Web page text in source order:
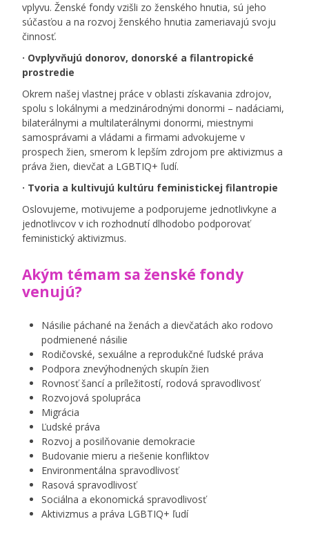
vplyvu. Ženské fondy vzišli zo ženského hnutia, sú jeho
súčasťou a na rozvoj ženského hnutia zameriavajú svoju
činnosť.
· Ovplyvňujú donorov, donorské a filantropické
prostredie
Okrem našej vlastnej práce v oblasti získavania zdrojov,
spolu s lokálnymi a medzinárodnými donormi – nadáciami,
bilaterálnymi a multilaterálnymi donormi, miestnymi
samosprávami a vládami a firmami advokujeme v
prospech žien, smerom k lepším zdrojom pre aktivizmus a
práva žien, dievčat a LGBTIQ+ ľudí.
· Tvoria a kultivujú kultúru feministickej filantropie
Oslovujeme, motivujeme a podporujeme jednotlivkyne a
jednotlivcov v ich rozhodnutí dlhodobo podporovať
feministický aktivizmus.
Akým témam sa ženské fondy
venujú?
Násilie páchané na ženách a dievčatách ako rodovo
podmienené násilie
Rodičovské, sexuálne a reprodukčné ľudské práva
Podpora znevýhodnených skupín žien
Rovnosť šancí a príležitostí, rodová spravodlivosť
Rozvojová spolupráca
Migrácia
Ľudské práva
Rozvoj a posilňovanie demokracie
Budovanie mieru a riešenie konfliktov
Environmentálna spravodlivosť
Rasová spravodlivosť
Sociálna a ekonomická spravodlivosť
Aktivizmus a práva LGBTIQ+ ľudí